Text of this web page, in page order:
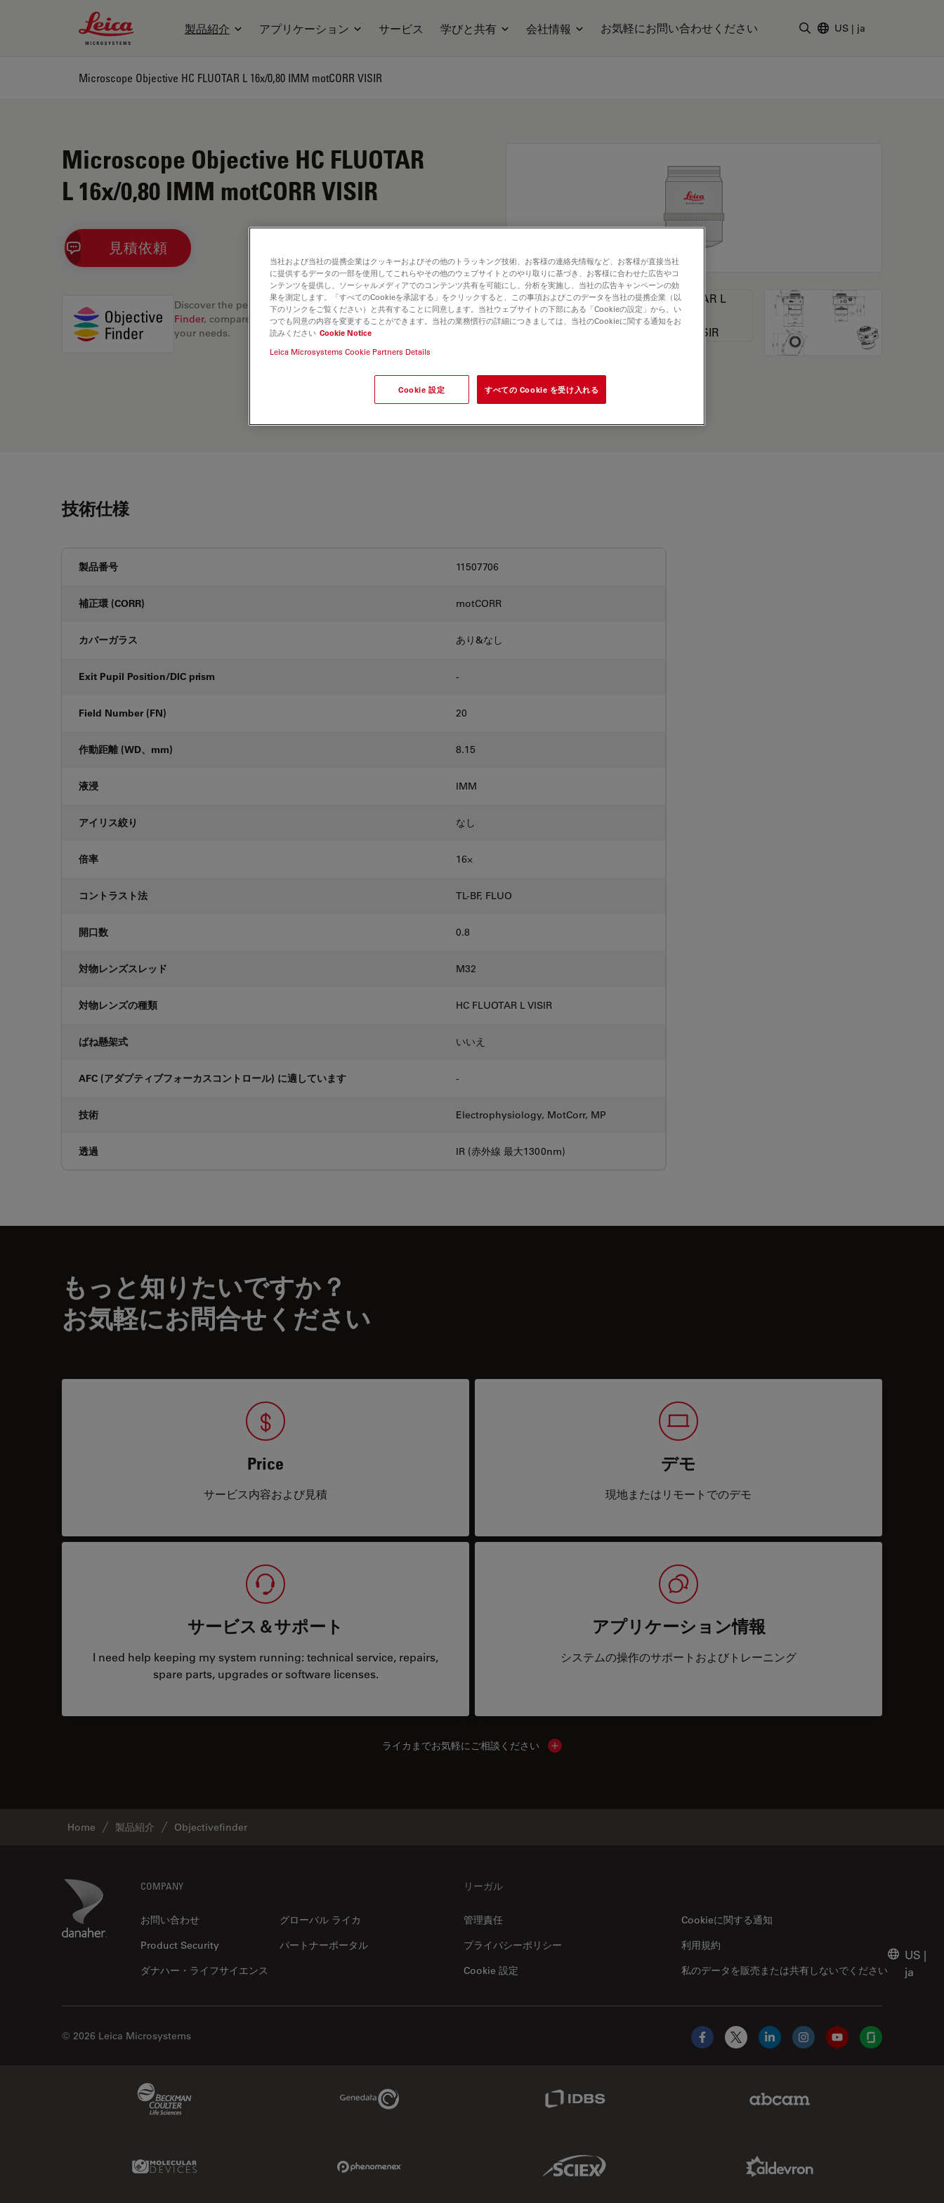
Leica Microsystems Logo
製品紹介 アプリケーション サービス 学びと共有 会社情報 お気軽にお問い合わせください US | ja
Microscope Objective HC FLUOTAR L 16x/0,80 IMM motCORR VISIR
Microscope Objective HC FLUOTAR
L 16x/0,80 IMM motCORR VISIR
見積依頼
Discover the perfect solution. Explore ourObjective
Finder, compare alternatives, and find the best fit for
your needs.
技術仕様
製品番号 11507706
補正環 (CORR) motCORR
カバーガラス あり&なし
Exit Pupil Position/DIC prism -
Field Number (FN) 20
作動距離 (WD、mm) 8.15
液浸 IMM
アイリス絞り なし
倍率 16⨉
コントラスト法 TL-BF, FLUO
開口数 0.8
対物レンズスレッド M32
対物レンズの種類 HC FLUOTAR L VISIR
ばね懸架式 いいえ
AFC (アダプティブフォーカスコントロール) に適しています -
技術 Electrophysiology, MotCorr, MP
透過 IR (赤外線 最大1300nm)
もっと知りたいですか？
お気軽にお問合せください
Price
サービス内容および見積
デモ
現地またはリモートでのデモ
サービス＆サポート
I need help keeping my system running: technical service, repairs,
spare parts, upgrades or software licenses.
アプリケーション情報
システムの操作のサポートおよびトレーニング
ライカまでお気軽にご相談ください Show local contacts
Home 製品紹介 Objectivefinder
Danaher Logo COMPANY
お問い合わせ
グローバル ライカ
Product Security
パートナーポータル
ダナハー・ライフサイエンス
リーガル
管理責任
Cookieに関する通知
プライバシーポリシー
私のデータを販売または共有しないでください
利用規約
Cookie 設定
US |
ja
© 2026 Leica Microsystems
Facebook
X LinkedInInstagramYouTubeGlassdoor
Genedata Link
Molecular Devices Link Sciex Link
当社および当社の提携企業はクッキーおよびその他のトラッキング技術、お客様の連絡先情報など、お客様が直接当社
に提供するデータの一部を使用してこれらやその他のウェブサイトとのやり取りに基づき、お客様に合わせた広告やコ
ンテンツを提供し、ソーシャルメディアでのコンテンツ共有を可能にし、分析を実施し、当社の広告キャンペーンの効
果を測定します。「すべてのCookieを承認する」をクリックすると、この事項およびこのデータを当社の提携企業（以
下のリンクをご覧ください）と共有することに同意します。当社ウェブサイトの下部にある「Cookieの設定」から、い
つでも同意の内容を変更することができます。当社の業務慣行の詳細につきましては、当社のCookieに関する通知をお
読みください Cookie Notice
Leica Microsystems Cookie Partners Details
Cookie 設定 すべての Cookie を受け入れる